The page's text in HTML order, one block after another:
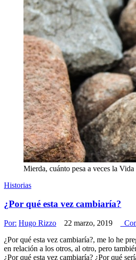
Mierda, cuánto pesa a veces la Vida
Historias
¿Por qué esta vez cambiaría?
Por: Hugo Rizzo 22 marzo, 2019
¿Por qué esta vez cambiaría?, me lo he
en relación a los otros, al otro, pero
¿Por qué esta vez cambiaría? ¿Por qué